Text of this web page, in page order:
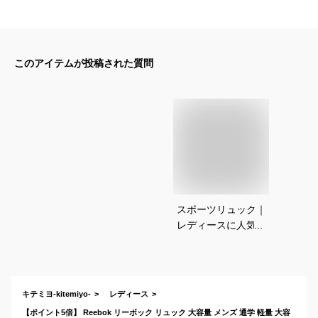
このアイテムが投稿された質問
スポーツリュック｜
レディースに人気の
キテミヨ-kitemiyo- レディース
【ポイント5倍】 Reebok リーボック リュック 大容量 メンズ 通学 軽量 大容